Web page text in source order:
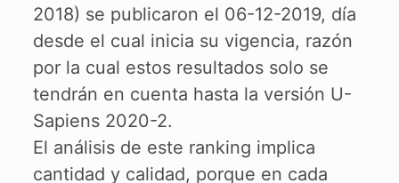
2018) se publicaron el 06-12-2019, día
desde el cual inicia su vigencia, razón
por la cual estos resultados solo se
tendrán en cuenta hasta la versión U-
Sapiens 2020-2.
El análisis de este ranking implica
cantidad y calidad, porque en cada